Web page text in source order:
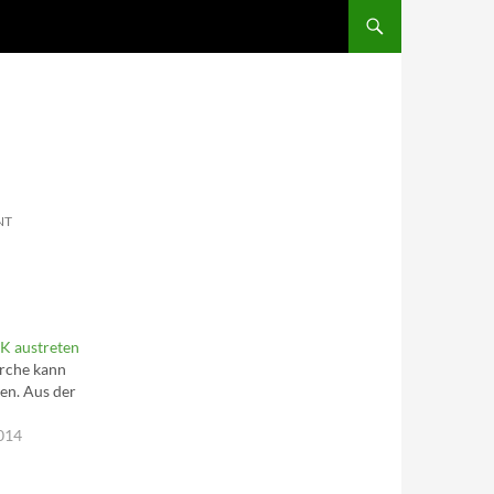
austreten
kann
Aus der